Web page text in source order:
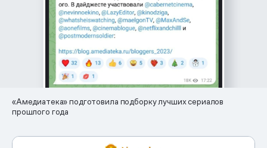
«Амедиатека» подготовила подборку лучших сериалов
прошлого года